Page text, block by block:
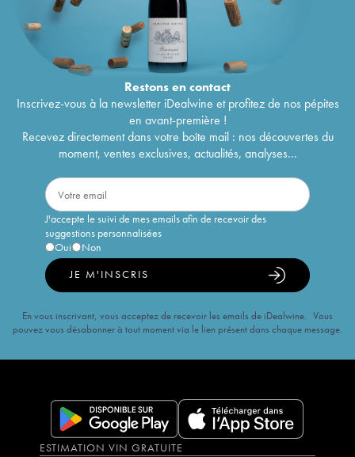
Restons encontact
Inscrivez-vous à la newsletter iDealwine et profitez de nos pépites
en avant-première !
Recevez directement dans votre boîte mail : nos découvertes du
moment, ventes exclusives, actualités, analyses...
J'accepte le suivi de mes emails afin de recevoir des
suggestions personnalisées
Oui
Non
JE M'INSCRIS
En vous inscrivant, vous acceptez de recevoir les emails de iDealwine. Vous
pouvez vous désabonner à tout moment via le lien présent dans chaque message.
ESTIMATION VIN GRATUITE